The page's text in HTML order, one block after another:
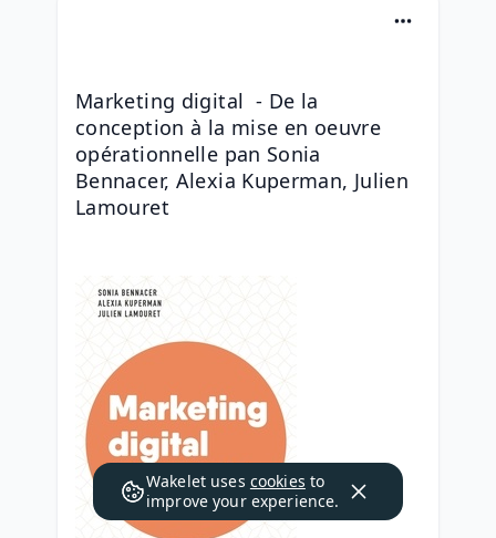
Marketing digital  - De la
conception à la mise en oeuvre
opérationnelle pan Sonia
Bennacer, Alexia Kuperman, Julien
Lamouret
Wakelet uses cookies to
improve your experience.